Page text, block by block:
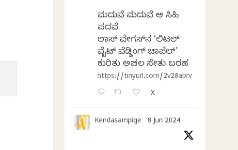
ಮದುವೆ ಮದುವೆ ಆ ಸಿಹಿ
ಪದವೆ
ಲಾಸ್‌ ವೇಗಸ್‌ನ ‘ಲಿಟಲ್
ವೈಟ್ ವೆಡ್ಡಿಂಗ್ ಚಾಪೆಲ್’
ಕುರಿತು ಅಚಲ ಸೇತು ಬರಹ
https://tinyurl.com/2v28abrv
X
Kendasampige 8 Jun 2024